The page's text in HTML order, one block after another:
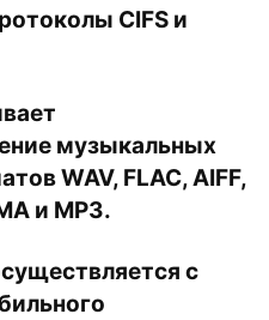
CIFS и
музыкальных
WAV, FLAC, AIFF,
и MP3.
с